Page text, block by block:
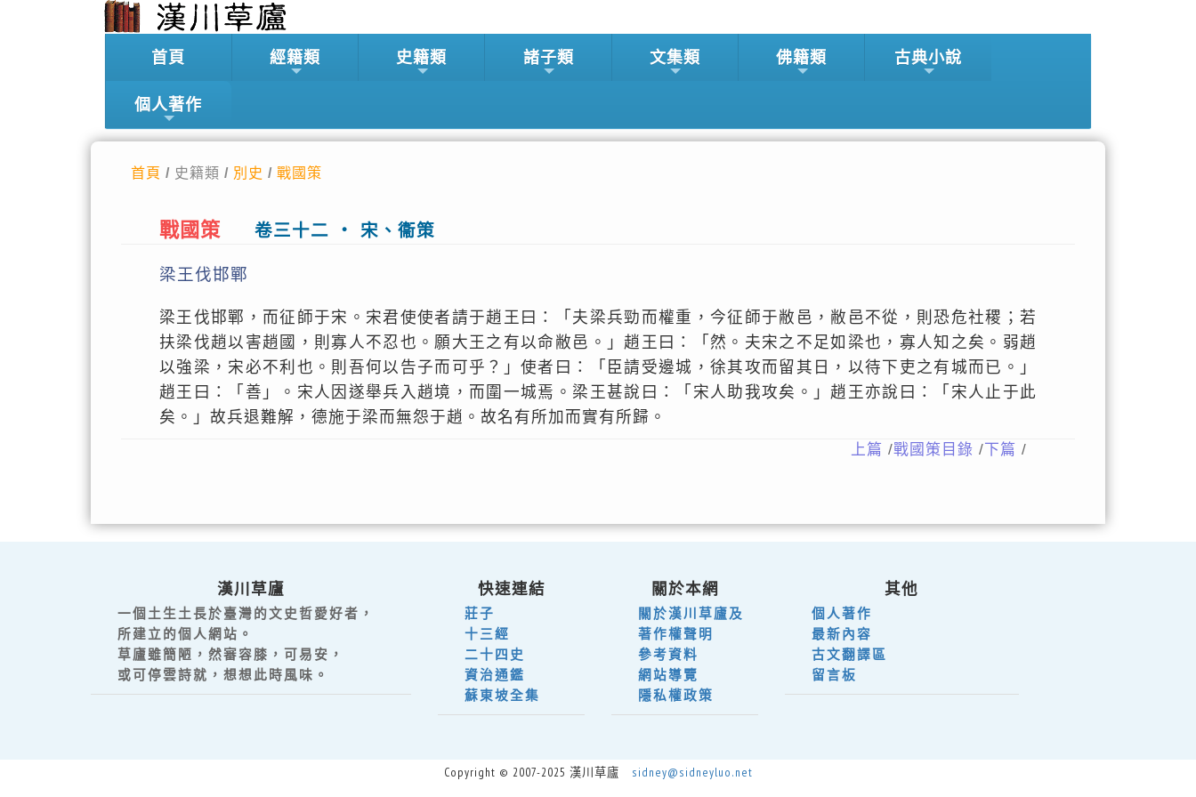
首頁 經籍類 史籍類 諸子類 文集類 佛籍類 古典小說
個人著作
首頁 / 史籍類 / 別史 / 戰國策
戰國策 卷三十二 ‧ 宋、衞策
梁王伐邯鄲
梁王伐邯鄲，而征師于宋。宋君使使者請于趙王曰：「夫梁兵勁而權重，今征師于敝邑，敝邑不從，則恐危社稷；若
扶梁伐趙以害趙國，則寡人不忍也。願大王之有以命敝邑。」趙王曰：「然。夫宋之不足如梁也，寡人知之矣。弱趙
以強梁，宋必不利也。則吾何以告子而可乎？」使者曰：「臣請受邊城，徐其攻而留其日，以待下吏之有城而已。」
趙王曰：「善」。宋人因遂舉兵入趙境，而圍一城焉。梁王甚說曰：「宋人助我攻矣。」趙王亦說曰：「宋人止于此
矣。」故兵退難解，德施于梁而無怨于趙。故名有所加而實有所歸。
上篇 /戰國策目錄 / 下篇 /
漢川草廬
一個土生土長於臺灣的文史哲愛好者，
所建立的個人網站。
草廬雖簡陋，然審容膝，可易安，
或可停雲詩就，想想此時風味。
快速連結
莊子
十三經
二十四史
資治通鑑
蘇東坡全集
關於本網
關於漢川草廬及
著作權聲明
參考資料
網站導覽
隱私權政策
其他
個人著作
最新內容
古文翻譯區
留言板
Copyright © 2007-2025 漢川草廬 sidney@sidneyluo.net